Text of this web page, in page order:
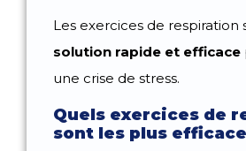
Les exercices de respiration
solution rapide et efficace
une crise de stress.
Quels exercices de
sont les plus